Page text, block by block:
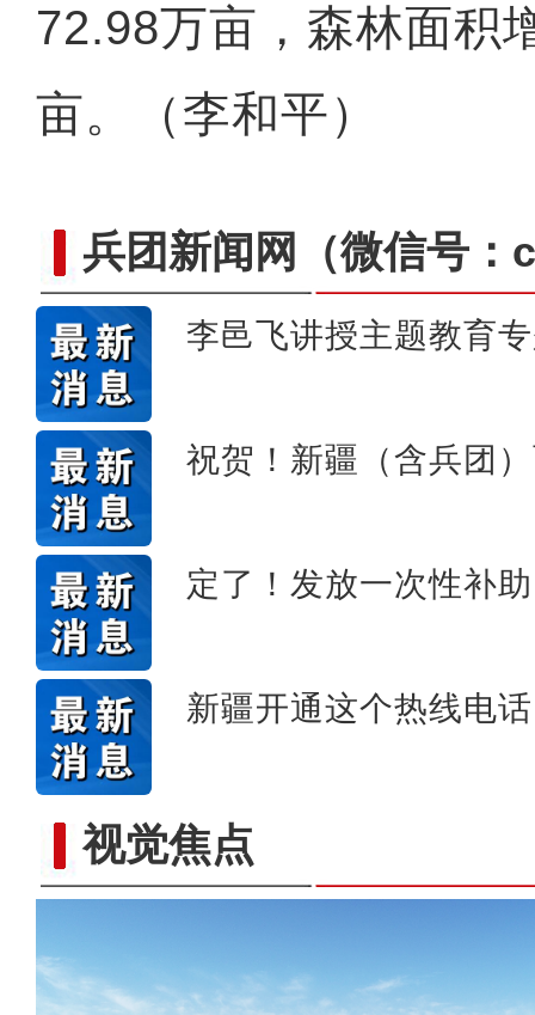
72.98万亩，森林面积
亩。（李和平）
兵团新闻网 （微信号
李邑飞讲授主题教育
祝贺！新疆（含兵团
定了！发放一次性补
新疆开通这个热线电
视觉焦点新疆兵团昆玉市 沙海中